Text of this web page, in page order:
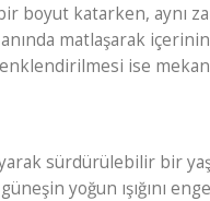
boyut katarken, aynı
matlaşarak
ise
sürdürülebilir bir
yoğun ışığını